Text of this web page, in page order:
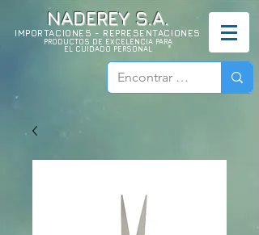
NADEREY S.A.
IMPORTACIONES - REPRESENTACIONES
PRODUCTOS DE EXCELENCIA PARA
EL CUIDADO PERSONAL